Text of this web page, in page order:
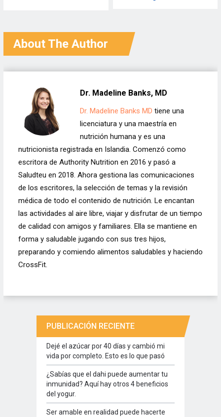
About The Author
Dr. Madeline Banks, MD
Dr. Madeline Banks MD tiene una
licenciatura y una maestría en
nutrición humana y es una
nutricionista registrada en Islandia. Comenzó como
escritora de Authority Nutrition en 2016 y pasó a
Saludteu en 2018. Ahora gestiona las comunicaciones
de los escritores, la selección de temas y la revisión
médica de todo el contenido de nutrición. Le encantan
las actividades al aire libre, viajar y disfrutar de un tiempo
de calidad con amigos y familiares. Ella se mantiene en
forma y saludable jugando con sus tres hijos,
preparando y comiendo alimentos saludables y haciendo
CrossFit.
PUBLICACIÓN RECIENTE
Dejé el azúcar por 40 días y cambió mi
vida por completo. Esto es lo que pasó
¿Sabías que el dahi puede aumentar tu
inmunidad? Aquí hay otros 4 beneficios
del yogur.
Ser amable en realidad puede hacerte